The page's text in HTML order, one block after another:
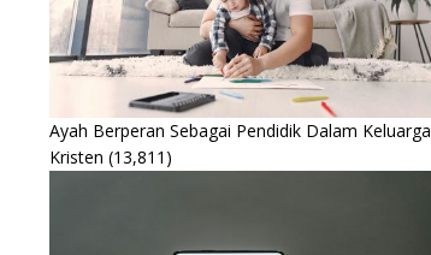
Ayah Berperan Sebagai Pendidik Dalam Keluarga
Kristen (13,811)